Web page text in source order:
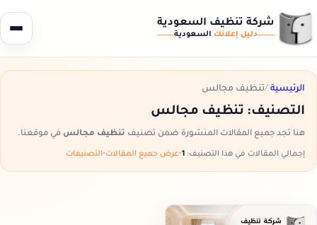
شركة تنظيف السعودية
دليل إعلانك السعودية
الرئيسية /تنظيف مجالس
التصنيف: تنظيف مجالس
هنا تجد جميع المقالات المنشورة ضمن تصنيف تنظيف مجالس في موقعنا.
إجمالي المقالات في هذا التصنيف: •عرض جميع المقالات•التصنيفات